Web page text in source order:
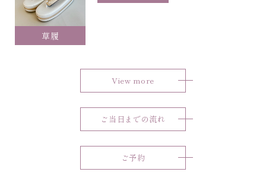
草履
View more
ご当日までの流れ
ご予約